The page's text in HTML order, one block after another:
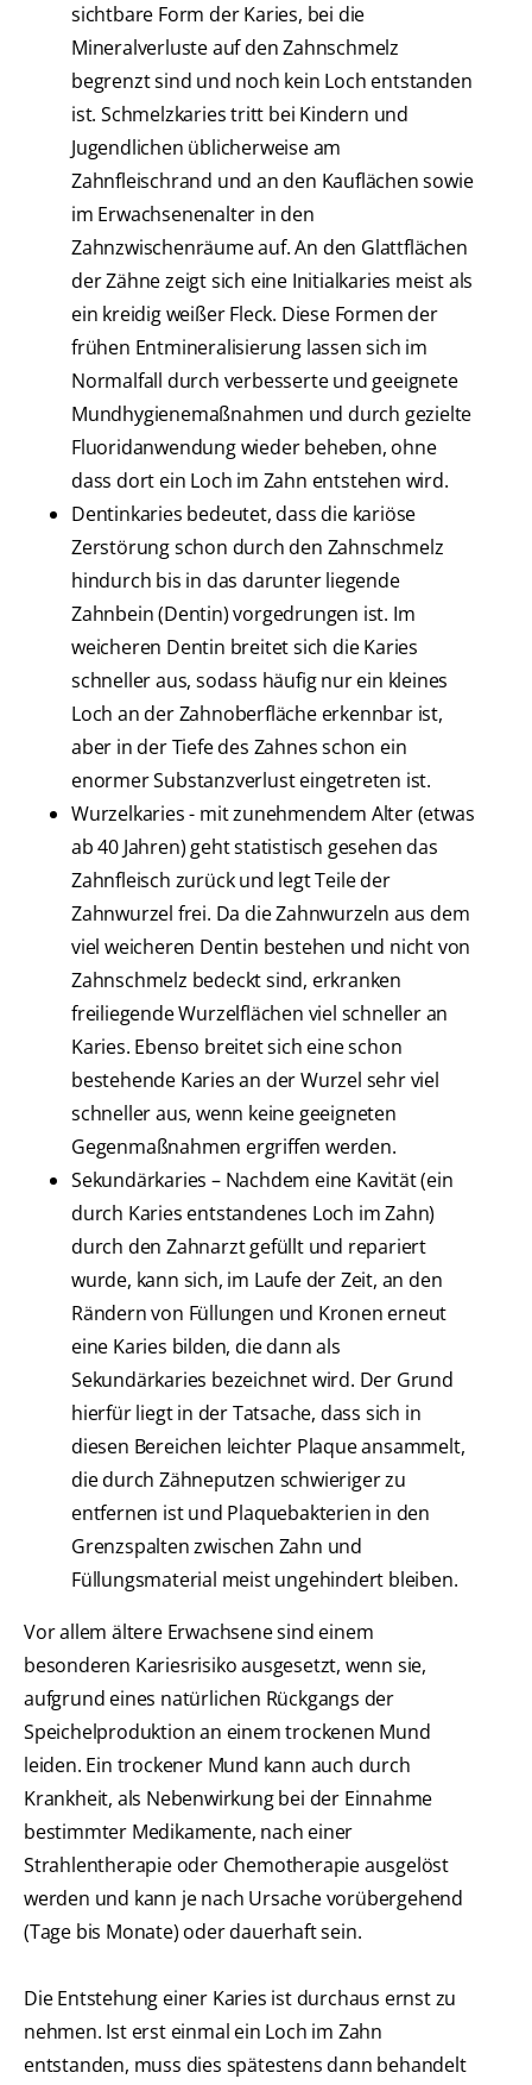
sichtbare Form der Karies, bei die
Mineralverluste auf den Zahnschmelz
begrenzt sind und noch kein Loch entstanden
ist. Schmelzkaries tritt bei Kindern und
Jugendlichen üblicherweise am
Zahnfleischrand und an den Kauflächen sowie
im Erwachsenenalter in den
Zahnzwischenräume auf. An den Glattflächen
der Zähne zeigt sich eine Initialkaries meist als
ein kreidig weißer Fleck. Diese Formen der
frühen Entmineralisierung lassen sich im
Normalfall durch verbesserte und geeignete
Mundhygienemaßnahmen und durch gezielte
Fluoridanwendung wieder beheben, ohne
dass dort ein Loch im Zahn entstehen wird.
Dentinkaries bedeutet, dass die kariöse
Zerstörung schon durch den Zahnschmelz
hindurch bis in das darunter liegende
Zahnbein (Dentin) vorgedrungen ist. Im
weicheren Dentin breitet sich die Karies
schneller aus, sodass häufig nur ein kleines
Loch an der Zahnoberfläche erkennbar ist,
aber in der Tiefe des Zahnes schon ein
enormer Substanzverlust eingetreten ist.
Wurzelkaries - mit zunehmendem Alter (etwas
ab 40 Jahren) geht statistisch gesehen das
Zahnfleisch zurück und legt Teile der
Zahnwurzel frei. Da die Zahnwurzeln aus dem
viel weicheren Dentin bestehen und nicht von
Zahnschmelz bedeckt sind, erkranken
freiliegende Wurzelflächen viel schneller an
Karies. Ebenso breitet sich eine schon
bestehende Karies an der Wurzel sehr viel
schneller aus, wenn keine geeigneten
Gegenmaßnahmen ergriffen werden.
Sekundärkaries – Nachdem eine Kavität (ein
durch Karies entstandenes Loch im Zahn)
durch den Zahnarzt gefüllt und repariert
wurde, kann sich, im Laufe der Zeit, an den
Rändern von Füllungen und Kronen erneut
eine Karies bilden, die dann als
Sekundärkaries bezeichnet wird. Der Grund
hierfür liegt in der Tatsache, dass sich in
diesen Bereichen leichter Plaque ansammelt,
die durch Zähneputzen schwieriger zu
entfernen ist und Plaquebakterien in den
Grenzspalten zwischen Zahn und
Füllungsmaterial meist ungehindert bleiben.
Vor allem ältere Erwachsene sind einem
besonderen Kariesrisiko ausgesetzt, wenn sie,
aufgrund eines natürlichen Rückgangs der
Speichelproduktion an einem trockenen Mund
leiden. Ein trockener Mund kann auch durch
Krankheit, als Nebenwirkung bei der Einnahme
bestimmter Medikamente, nach einer
Strahlentherapie oder Chemotherapie ausgelöst
werden und kann je nach Ursache vorübergehend
(Tage bis Monate) oder dauerhaft sein.
Die Entstehung einer Karies ist durchaus ernst zu
nehmen. Ist erst einmal ein Loch im Zahn
entstanden, muss dies spätestens dann behandelt